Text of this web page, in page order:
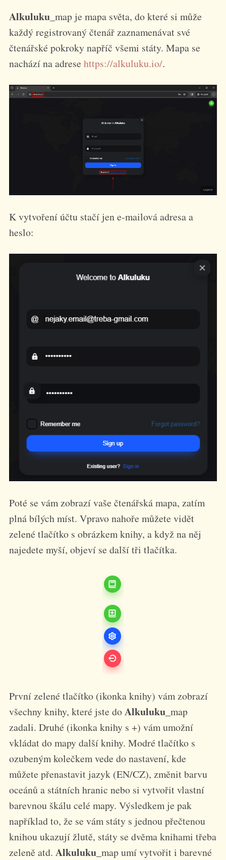
Jihoafrická republika (1)
Mauritánie (1)
Středoafrická republika (1)
Tanzanie (1)
Trinidad a Tobago (1)
Alkuluku_map je mapa světa, do které si může
každý registrovaný čtenář zaznamenávat své
čtenářské pokroky napříč všemi státy. Mapa se
nachází na adrese https://alkuluku.io/.
K vytvoření účtu stačí jen e-mailová adresa a
heslo:
Poté se vám zobrazí vaše čtenářská mapa, zatím
plná bílých míst. Vpravo nahoře můžete vidět
zelené tlačítko s obrázkem knihy, a když na něj
najedete myší, objeví se další tři tlačítka.
První zelené tlačítko (ikonka knihy) vám zobrazí
všechny knihy, které jste doAlkuluku_map
zadali. Druhé (ikonka knihy s +) vám umožní
vkládat do mapy další knihy. Modré tlačítko s
ozubeným kolečkem vede do nastavení, kde
můžete přenastavit jazyk (EN/CZ), změnit barvu
oceánů a státních hranic nebo si vytvořit vlastní
barevnou škálu celé mapy. Výsledkem je pak
například to, že se vám státy s jednou přečtenou
knihou ukazují žlutě, státy se dvěma knihami třeba
zeleně atd. Alkuluku_map umí vytvořit i barevné